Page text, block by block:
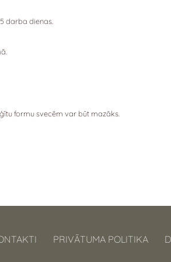
darba dienas.
formu svecēm var būt mazāks.
PRIVĀTUMA POLITIKA